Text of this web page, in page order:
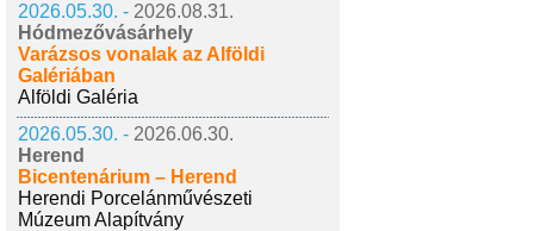
2026.05.30. - 2026.08.31.
Hódmezővásárhely
Varázsos vonalak az Alföldi
Galériában
Alföldi Galéria
2026.05.30. - 2026.06.30.
Herend
Bicentenárium – Herend
Herendi Porcelánművészeti
Múzeum Alapítvány